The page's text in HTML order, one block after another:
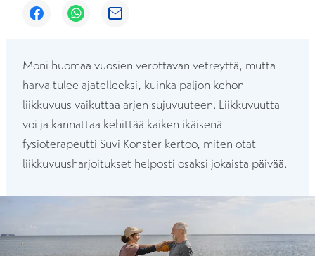
Avautuu uuteen ikkunaan
Avautuu uuteen ikkunaan
Avautuu uuteen ikkunaan
Moni huomaa vuosien verottavan vetreyttä, mutta
harva tulee ajatelleeksi, kuinka paljon kehon
liikkuvuus vaikuttaa arjen sujuvuuteen. Liikkuvuutta
voi ja kannattaa kehittää kaiken ikäisenä –
fysioterapeutti Suvi Konster kertoo, miten otat
liikkuvuusharjoitukset helposti osaksi jokaista päivää.